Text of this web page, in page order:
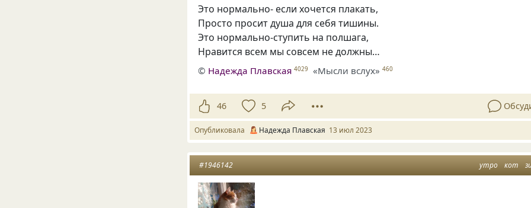
Это нормально- если хочется плакать,
Просто просит душа для себя тишины.
Это нормально-ступить на полшага,
Нравится всем мы совсем не должны…
© Надежда Плавская 4029 «Мысли вслух» 460
46 5
Опубликовала Надежда Плавская 13 июл 2023
утро кот
#1946142